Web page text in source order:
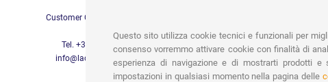
Customer Care a disposizione
Tel. +39 3452280233
info@lachiocciolababy.it
Carte di Credito,
Questo sito utilizza cookie tecnici e funzionali per
consenso vorremmo attivare cookie con finalità di
esperienza di navigazione e di mostrarti prodotti
impostazioni in qualsiasi momento nella pagina delle